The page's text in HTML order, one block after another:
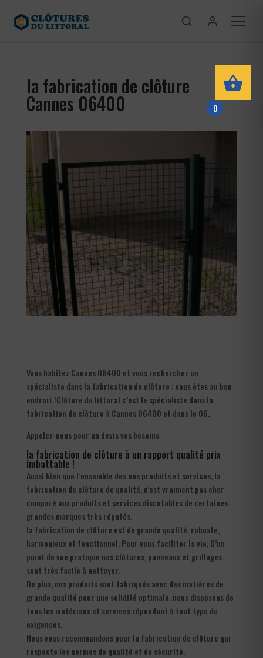
la fabrication de clôture
Cannes 06400
Vous habitez Cannes 06400 et vous recherchez un
spécialiste dans la fabrication de clôture : vous êtes au bon
endroit !Clôture du littoral c’est le spécialiste dans la
fabrication de clôture à Cannes 06400 et dans le 06.
Appelez-nous pour un devis vos besoins
la fabrication de clôture à un rapport qualité prix
imbattable !
Aussi bien que l’ensemble des nos produits et services, la
fabrication de clôture de qualité, n’est vraiment pas cher
comparé aux produits et services discutables de certaines
grandes marques très réputés.
la fabrication de clôture est de grande qualité. robuste,
harmonieux et fonctionnel. Pour vous faciliter la vie, D’un
point de vue pratique nos clôtures, panneaux et grillages
sont très facile à nettoyer.
De plus, nos produits sont fabriqués avec des matières de
grande qualité pour une solidité optimale. nous disposons de
tous les matériaux et services répondant à tout type de
exigences.
Nous vous recommandons pour la fabrication de clôture qui
respecte les normes de qualité et de sécurité.
0